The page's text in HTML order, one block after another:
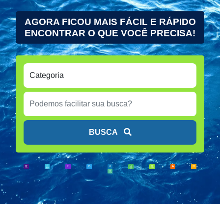
AGORA FICOU MAIS FÁCIL E RÁPIDO
ENCONTRAR O QUE VOCÊ PRECISA!
BUSCA